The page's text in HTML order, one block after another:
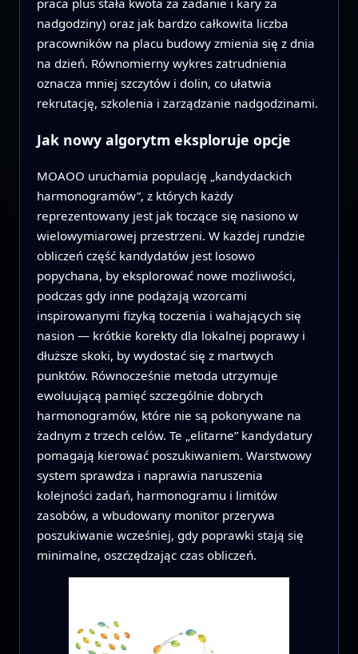
praca plus stała kwota za zadanie i kary za
nadgodziny) oraz jak bardzo całkowita liczba
pracowników na placu budowy zmienia się z dnia
na dzień. Równomierny wykres zatrudnienia
oznacza mniej szczytów i dolin, co ułatwia
rekrutację, szkolenia i zarządzanie nadgodzinami.
Jak nowy algorytm eksploruje opcje
MOAOO uruchamia populację „kandydackich
harmonogramów”, z których każdy
reprezentowany jest jak toczące się nasiono w
wielowymiarowej przestrzeni. W każdej rundzie
obliczeń część kandydatów jest losowo
popychana, by eksplorować nowe możliwości,
podczas gdy inne podążają wzorcami
inspirowanymi fizyką toczenia i wahających się
nasion — krótkie korekty dla lokalnej poprawy i
dłuższe skoki, by wydostać się z martwych
punktów. Równocześnie metoda utrzymuje
ewoluującą pamięć szczególnie dobrych
harmonogramów, które nie są pokonywane na
żadnym z trzech celów. Te „elitarne” kandydatury
pomagają kierować poszukiwaniem. Warstwowy
system sprawdza i naprawia naruszenia
kolejności zadań, harmonogramu i limitów
zasobów, a wbudowany monitor przerywa
poszukiwanie wcześniej, gdy poprawki stają się
minimalne, oszczędzając czas obliczeń.